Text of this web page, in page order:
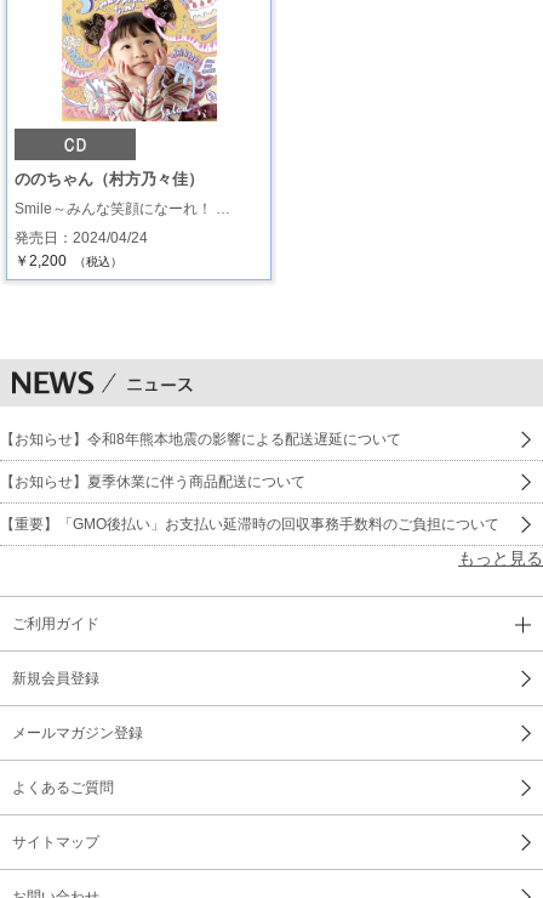
ののちゃん（村方乃々佳）
Smile～みんな笑顔になーれ！ …
発売日：2024/04/24
￥2,200
（税込）
【お知らせ】令和8年熊本地震の影響による配送遅延について
【お知らせ】夏季休業に伴う商品配送について
【重要】「GMO後払い」お支払い延滞時の回収事務手数料のご負担について
もっと見る
ご利用ガイド
新規会員登録
メールマガジン登録
よくあるご質問
サイトマップ